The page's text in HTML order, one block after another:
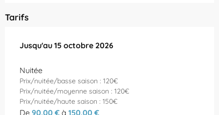
Tarifs
Du15 mars 2026au15 octobre 2026
Jusqu'au 15 octobre 2026
Nuitée
Prix/nuitée/basse saison : 120€
Prix/nuitée/moyenne saison : 120€
Prix/nuitée/haute saison : 150€
De 90,00 € à 150,00 €